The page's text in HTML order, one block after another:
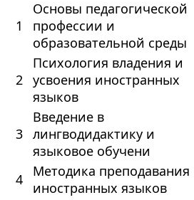
1
Основы педагогической
профессии и
образовательной среды
2
Психология владения и
усвоения иностранных
языков
3
Введение в
лингводидактику и
языковое обучени
4
Методика преподавания
иностранных языков